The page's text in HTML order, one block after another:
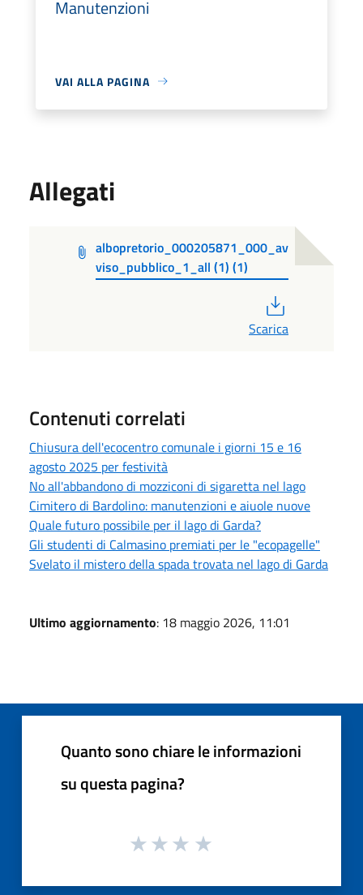
Manutenzioni
VAI ALLA PAGINA
Allegati
albopretorio_000205871_000_av
viso_pubblico_1_all (1) (1)
Scarica
Contenuti correlati
Chiusura dell'ecocentro comunale i giorni 15 e 16
agosto 2025 per festività
No all'abbandono di mozziconi di sigaretta nel lago
Cimitero di Bardolino: manutenzioni e aiuole nuove
Quale futuro possibile per il lago di Garda?
Gli studenti di Calmasino premiati per le "ecopagelle"
Svelato il mistero della spada trovata nel lago di Garda
Ultimo aggiornamento: 18 maggio 2026, 11:01
Quanto sono chiare le informazioni
su questa pagina?